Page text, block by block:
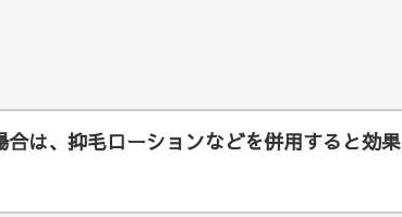
は、抑毛ローションなどを併用すると効果